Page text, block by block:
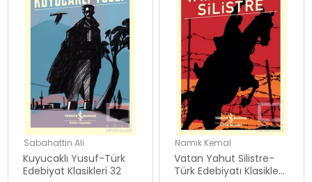
Sabahattin Ali
Kuyucaklı Yusuf-Türk
Edebiyat Klasikleri 32
Namık Kemal
Vatan Yahut Silistre-
Türk Edebiyatı Klasikleri